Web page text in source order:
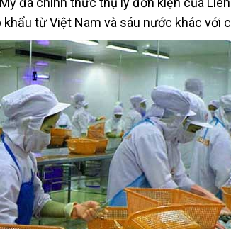
từ Việt Nam và sáu nước khác với